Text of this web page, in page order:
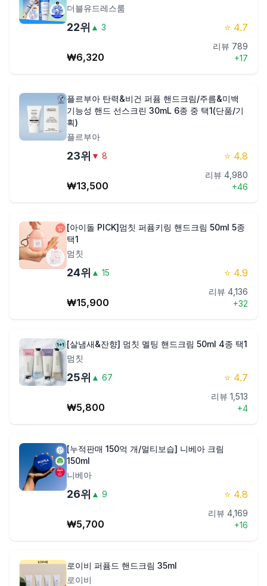
더블유드레스룸
22위 ▲ 3 ⭐ 4.7
₩6,320
리뷰 789
+17
플르부아 탄력&비건 퍼퓸 핸드크림/주름&미백
기능성 핸드 선스크린 30mL 6종 중 택1(단품/기
획)
플르부아
23위 ▼ 8 ⭐ 4.8
₩13,500
리뷰 4,980
+46
[아이돌 PICK]멈칫 퍼퓸키링 핸드크림 50ml 5종
택1
멈칫
24위 ▲ 15 ⭐ 4.9
₩15,900
리뷰 4,136
+32
[살냄새&잔향] 멈칫 멜팅 핸드크림 50ml 4종 택1
멈칫
25위 ▲ 67 ⭐ 4.7
₩5,800
리뷰 1,513
+4
[누적판매 150억 개/멀티보습] 니베아 크림
150ml
니베아
26위 ▲ 9 ⭐ 4.8
₩5,700
리뷰 4,169
+16
로이비 퍼퓸드 핸드크림 35ml
로이비